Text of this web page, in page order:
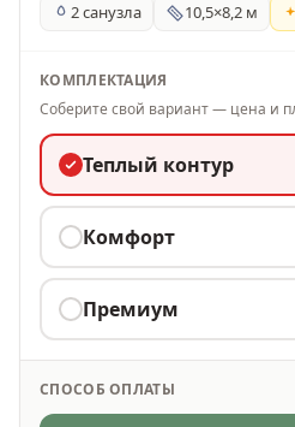
2 санузла
10,5×8,2 м
КОМПЛЕКТАЦИЯ
Соберите свой вариант — цена и
Теплый контур
Комфорт
Премиум
СПОСОБ ОПЛАТЫ